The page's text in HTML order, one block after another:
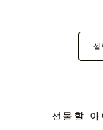
선물할